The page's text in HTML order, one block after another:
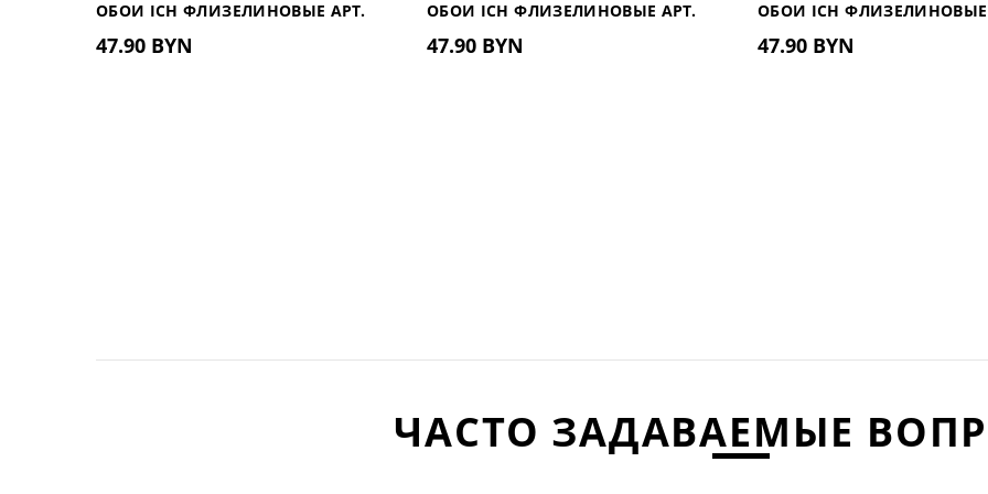
ОБОИ ICH ФЛИЗЕЛИНОВЫЕ АРТ.
1107-1 (ИСПАНИЯ)
47.90 BYN
ОБОИ ICH ФЛИЗЕЛИНОВЫЕ АРТ.
1107-3 (ИСПАНИЯ)
47.90 BYN
ОБОИ ICH ФЛИЗЕЛИНОВЫЕ
1107-6 (ИСПАНИЯ)
47.90 BYN
ЧАСТО ЗАДАВАЕМЫЕ